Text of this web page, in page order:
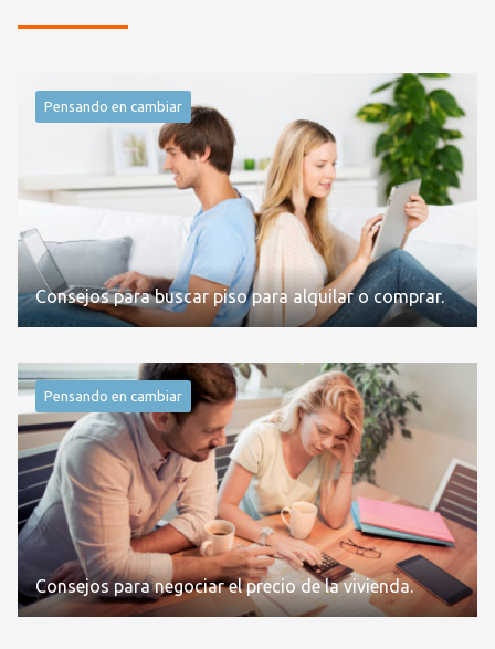
Pensando en cambiar
Consejos para buscar piso para alquilar o comprar.
Pensando en cambiar
Consejos para negociar el precio de la vivienda.